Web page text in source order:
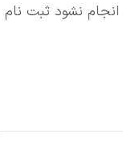
،اطلس ، سهند انجام نشود ثبت نام